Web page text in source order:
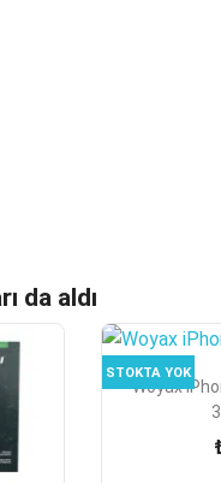
da aldı

Woyax
STOKTA YOK